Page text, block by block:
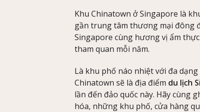
Khu Chinatown ở Singapore là
gần trung tâm thương mại đông
Singapore cùng hương vị ẩm
tham quan mỗi năm.
Là khu phố náo nhiệt với đa
Chinatown sẽ là địa điểm du lịch
lần đến đảo quốc này. Hãy cùng
hóa, những khu phố, cửa hàng